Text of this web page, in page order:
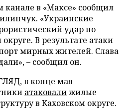
канале в «Максе» сообщил
«Украинские
удар по
В результате атаки
мирных жителей. Слава
– сообщил он.
в конце мая
атаковалижилые
в Каховском округе.